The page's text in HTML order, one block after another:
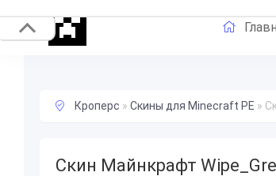
Кроперс » Скины для Minecraft PE »
Скин Майнкрафт